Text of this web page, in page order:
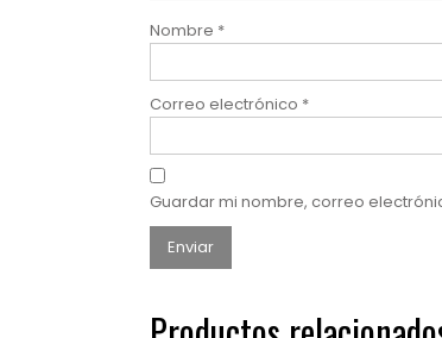
Nombre *
Correo electrónico *
Guardar mi nombre, correo